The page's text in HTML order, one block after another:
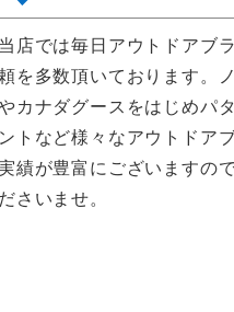
当店では毎日アウトドアブ
を多数頂いております。
カナダグースをはじめパ
ントなど様々なアウトドア
績が豊富にございますの
ださいませ。